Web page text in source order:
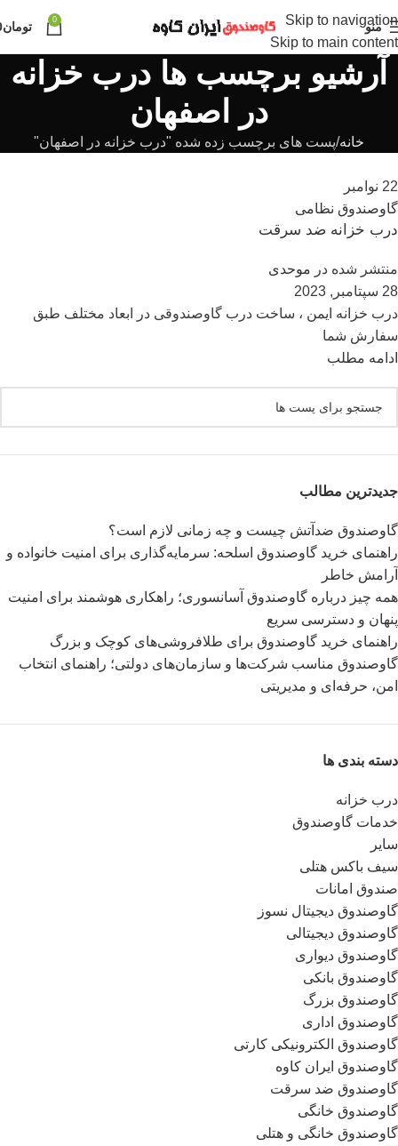
Skip to navigation
Skip to main content
منو 0 تومان
آرشیو برچسب ها درب خزانه
در اصفهان
خانه پست های برچسب زده شده "درب خزانه در اصفهان"
22 نوامبر
گاوصندوق نظامی
درب خزانه ضد سرقت
منتشر شده در موحدی
28 سپتامبر, 2023
درب خزانه ایمن ، ساخت درب گاوصندوقی در ابعاد مختلف طبق
سفارش شما
ادامه مطلب
جدیدترین مطالب
گاوصندوق ضدآتش چیست و چه زمانی لازم است؟
راهنمای خرید گاوصندوق اسلحه: سرمایه‌گذاری برای امنیت خانواده و
آرامش خاطر
همه چیز درباره گاوصندوق آسانسوری؛ راهکاری هوشمند برای امنیت
پنهان و دسترسی سریع
راهنمای خرید گاوصندوق برای طلافروشی‌های کوچک و بزرگ
گاوصندوق مناسب شرکت‌ها و سازمان‌های دولتی؛ راهنمای انتخاب
امن، حرفه‌ای و مدیریتی
دسته بندی ها
درب خزانه
خدمات گاوصندوق
سایر
سیف باکس هتلی
صندوق امانات
گاوصندوق دیجیتال نسوز
گاوصندوق دیجیتالی
گاوصندوق دیواری
گاوصندوق بانکی
گاوصندوق بزرگ
گاوصندوق اداری
گاوصندوق الکترونیکی کارتی
گاوصندوق ایران کاوه
گاوصندوق ضد سرقت
گاوصندوق خانگی
گاوصندوق خانگی و هتلی